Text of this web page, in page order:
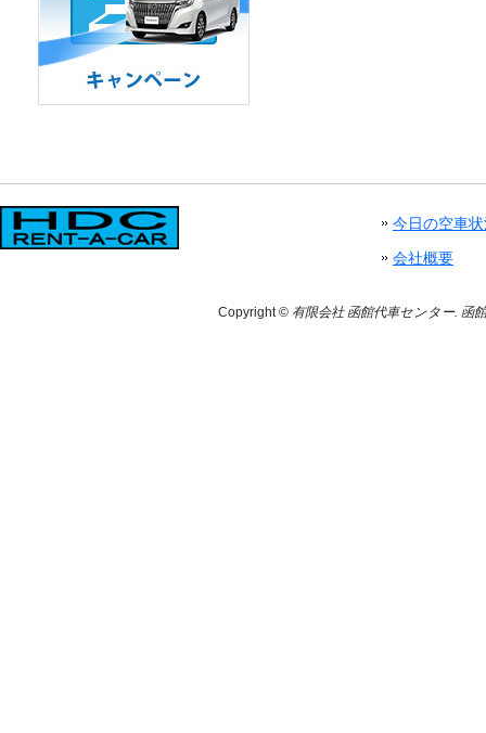
今日の空車
会社概要
Copyright © 有限会社 函館代車センター. 函